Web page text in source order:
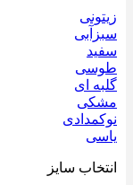
زیتونی
سبزآبی
سفید
طوسی
گلبه ای
مشکی
نوکمدادی
یاسی
انتخاب سایز